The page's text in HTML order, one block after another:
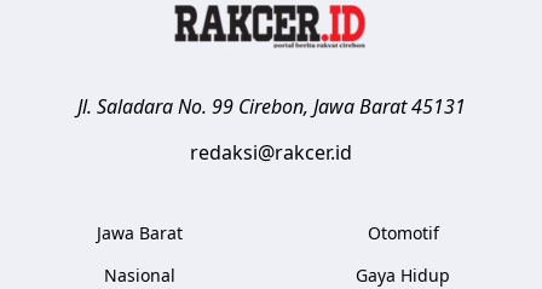
Jl. Saladara No. 99 Cirebon, Jawa Barat 45131
redaksi@rakcer.id
Jawa Barat
Nasional
Otomotif
Gaya Hidup